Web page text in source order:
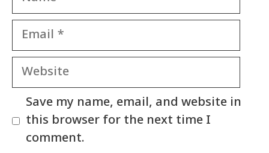
Email
Website
Save my name, email, and website in
this browser for the next time I
comment.